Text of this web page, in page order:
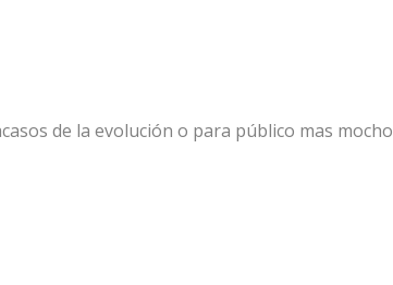
de la evolución o para público mas mocho